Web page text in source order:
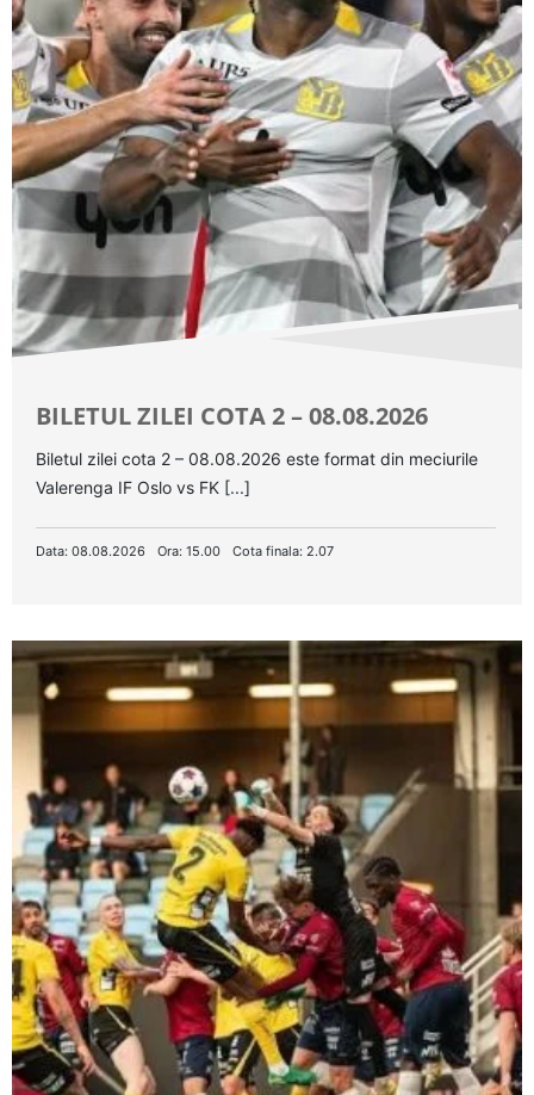
BILETUL ZILEI COTA 2 – 08.08.2026
Biletul zilei cota 2 – 08.08.2026 este format din meciurile
Valerenga IF Oslo vs FK [...]
Data: 08.08.2026 Ora: 15.00 Cota finala: 2.07